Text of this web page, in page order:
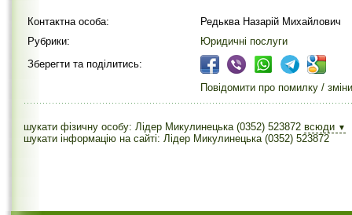
Контактна особа:
Редьква Назарій Михайлович
Рубрики:
Юридичні послуги
Зберегти та поділитись:
Повідомити про помилку / зміни
шукати фізичну особу: Лідер Микулинецька (0352) 523872 всюди ▼
шукати інформацію на сайті: Лідер Микулинецька (0352) 523872